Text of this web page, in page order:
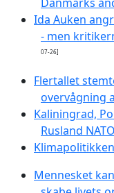
Ida Auken
- men
07-26]
Flertallet
overvågning
Kaliningrad,
Rusland
Mennesket